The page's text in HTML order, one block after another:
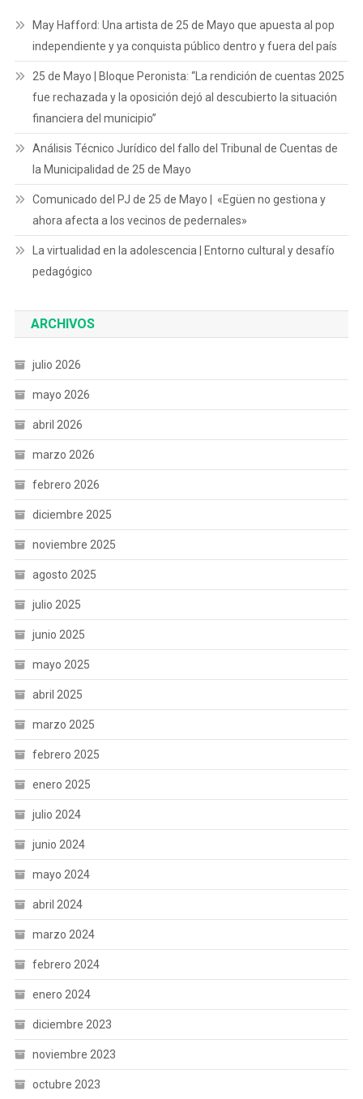
May Hafford: Una artista de 25 de Mayo que apuesta al pop
independiente y ya conquista público dentro y fuera del país
25 de Mayo | Bloque Peronista: “La rendición de cuentas 2025
fue rechazada y la oposición dejó al descubierto la situación
financiera del municipio”
Análisis Técnico Jurídico del fallo del Tribunal de Cuentas de
la Municipalidad de 25 de Mayo
Comunicado del PJ de 25 de Mayo | «Egüen no gestiona y
ahora afecta a los vecinos de pedernales»
La virtualidad en la adolescencia | Entorno cultural y desafío
pedagógico
ARCHIVOS
julio 2026
mayo 2026
abril 2026
marzo 2026
febrero 2026
diciembre 2025
noviembre 2025
agosto 2025
julio 2025
junio 2025
mayo 2025
abril 2025
marzo 2025
febrero 2025
enero 2025
julio 2024
junio 2024
mayo 2024
abril 2024
marzo 2024
febrero 2024
enero 2024
diciembre 2023
noviembre 2023
octubre 2023